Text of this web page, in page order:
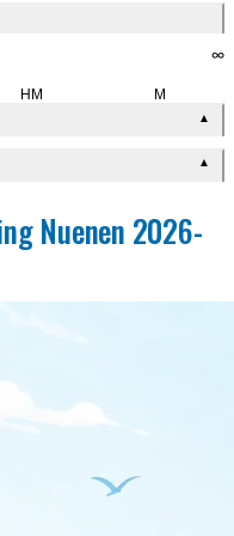
∞
HM M
▲
▲
Nuenen 2026-